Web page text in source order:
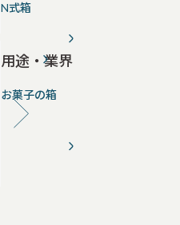
N式箱
用途・業界
お菓子の箱